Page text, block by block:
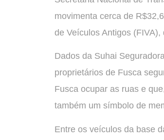
movimenta cerca de
de Veículos Antigos
Dados da Suhai
proprietários de Fusca
Fusca ocupar as ruas e
também um símbolo de
Entre os veículos da base